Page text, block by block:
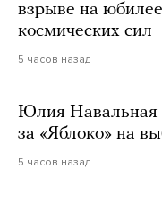
взрыве на
космических сил
5 часов назад
Юлия Навальная
за «Яблоко» на
5 часов назад